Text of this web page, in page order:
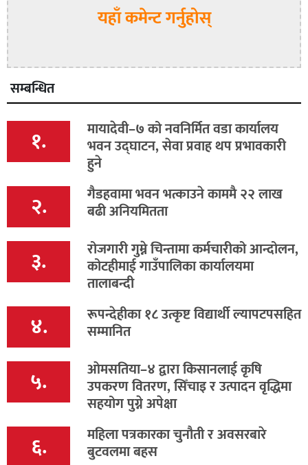
यहाँ कमेन्ट गर्नुहोस्
सम्बन्धित
१. मायादेवी–७ को नवनिर्मित वडा कार्यालय
भवन उद्घाटन, सेवा प्रवाह थप प्रभावकारी
हुने
२. गैडहवामा भवन भत्काउने काममै २२ लाख
बढी अनियमितता
३. रोजगारी गुम्ने चिन्तामा कर्मचारीको आन्दोलन,
कोटहीमाई गाउँपालिका कार्यालयमा
तालाबन्दी
४. रूपन्देहीका १८ उत्कृष्ट विद्यार्थी ल्यापटपसहित
सम्मानित
५. ओमसतिया–४ द्वारा किसानलाई कृषि
उपकरण वितरण, सिँचाइ र उत्पादन वृद्धिमा
सहयोग पुग्ने अपेक्षा
६. महिला पत्रकारका चुनौती र अवसरबारे
बुटवलमा बहस